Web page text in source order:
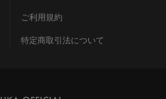
ご利用規約
特定商取引法について